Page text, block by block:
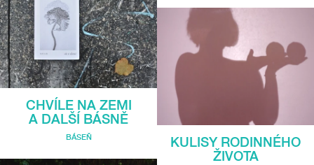
CHVÍLE NA ZEMI
A DALŠÍ BÁSNĚ
BÁSEŇ
KULISY RODINNÉHO
ŽIVOTA